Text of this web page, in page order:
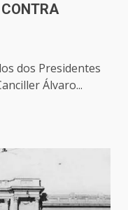
dos Presidentes
Álvaro...